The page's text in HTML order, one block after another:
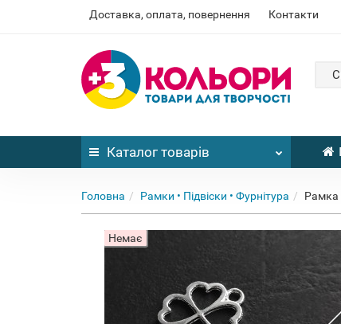
Доставка, оплата, повернення Контакти
Каталог товарів
Головна Рамки • Підвіски • Фурнітура Рамка
Немає